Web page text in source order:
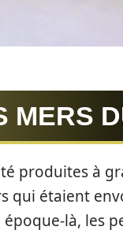
MERS
produites à
qui étaient
là, les